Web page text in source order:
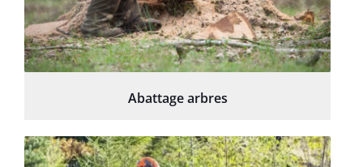
Abattage arbres